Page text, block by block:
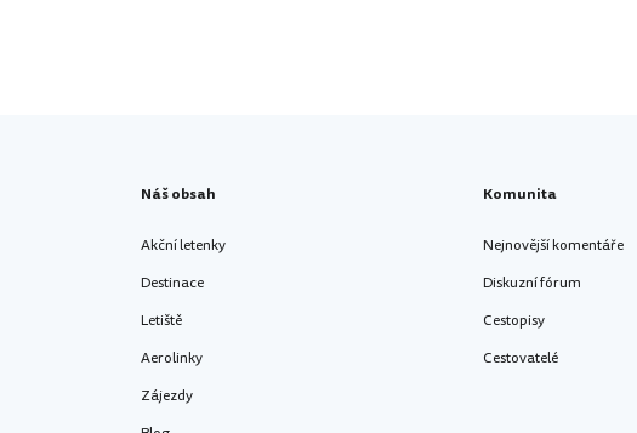
Náš obsah
Akční letenky
Destinace
Letiště
Aerolinky
Zájezdy
Komunita
Nejnovější komentáře
Diskuzní fórum
Cestopisy
Cestovatelé